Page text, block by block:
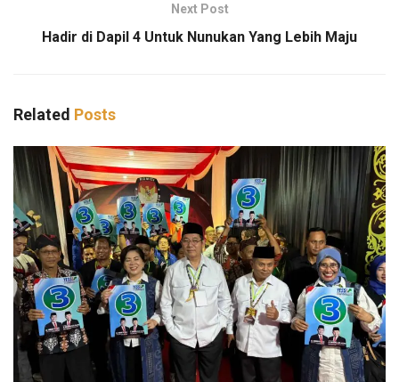
Next Post
Hadir di Dapil 4 Untuk Nunukan Yang Lebih Maju
Related Posts